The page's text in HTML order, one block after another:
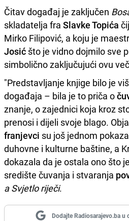
Čitav događaj je zaključen
skladatelja fra Slavke Topića
Mirko Filipović, a koju je
Josić što je vidno dojmilo sve
simbolično zaključujući ovu
"Predstavljanje knjige bilo je
događaja – bila je to priča o
znanje, o zajednici koja kroz
prenosi i dijeli svoje blago.
franjevci su još jednom
duhovne i kulturne baštine, a
dokazala da je ostala ono što
središte čuvanja i stvaranja
a Svjetlo riječi.
Dodajte Radiosarajevo.ba u